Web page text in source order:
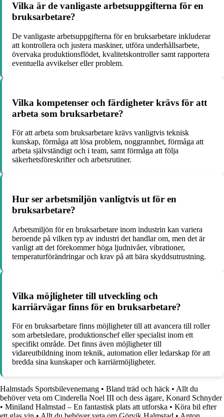
Vilka är de vanligaste arbetsuppgifterna för en
bruksarbetare?
De vanligaste arbetsuppgifterna för en bruksarbetare inkluderar
att kontrollera och justera maskiner, utföra underhållsarbete,
övervaka produktionsflödet, kvalitetskontroller samt rapportera
eventuella avvikelser eller problem.
Vilka kompetenser och färdigheter krävs för att
arbeta som bruksarbetare?
För att arbeta som bruksarbetare krävs vanligtvis teknisk
kunskap, förmåga att lösa problem, noggrannhet, förmåga att
arbeta självständigt och i team, samt förmåga att följa
säkerhetsföreskrifter och arbetsrutiner.
Hur ser arbetsmiljön vanligtvis ut för en
bruksarbetare?
Arbetsmiljön för en bruksarbetare inom industrin kan variera
beroende på vilken typ av industri det handlar om, men det är
vanligt att det förekommer höga ljudnivåer, vibrationer,
temperaturförändringar och krav på att bära skyddsutrustning.
Vilka möjligheter till utveckling och
karriärvägar finns för en bruksarbetare?
För en bruksarbetare finns möjligheter till att avancera till roller
som arbetsledare, produktionschef eller specialist inom ett
specifikt område. Det finns även möjligheter till
vidareutbildning inom teknik, automation eller ledarskap för att
bredda sina kunskaper och karriärmöjligheter.
Halmstads Sportsbilevenemang • Bland träd och häck • Allt du
behöver veta om Cinderella Noel III och dess ägare, Konard Schnyder
• Miniland Halmstad – En fantastisk plats att utforska • Köra bil efter